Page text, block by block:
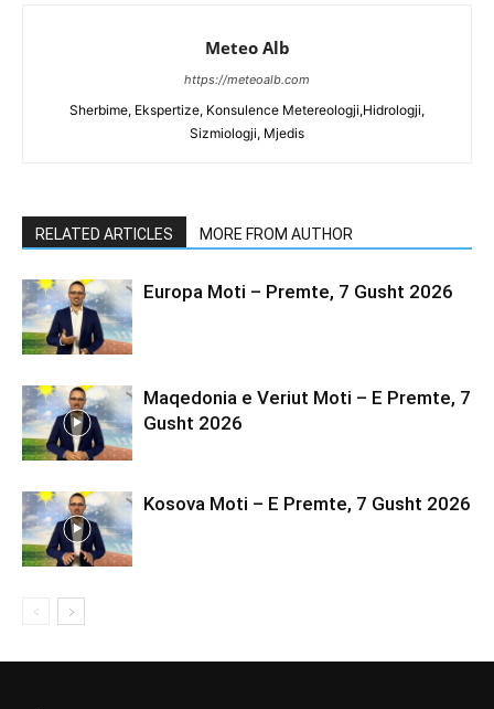
Meteo Alb
https://meteoalb.com
Sherbime, Ekspertize, Konsulence Metereologji,Hidrologji,
Sizmiologji, Mjedis
RELATED ARTICLES MORE FROM AUTHOR
Europa Moti – Premte, 7 Gusht 2026
Maqedonia e Veriut Moti – E Premte, 7
Gusht 2026
Kosova Moti – E Premte, 7 Gusht 2026